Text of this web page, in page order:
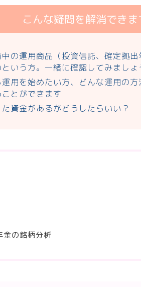
こんな疑問を解消できま
の運用商品（投資信託、確定拠
いう方。一緒に確認してみましょ
運用を始めたい方、どんな運用の
とができます
資金があるがどうしたらいい？
金の銘柄分析